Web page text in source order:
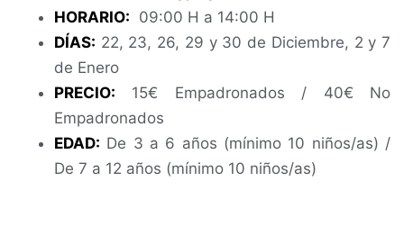
HORARIO: 09:00 H a 14:00 H
DÍAS: 22, 23, 26, 29 y 30 de Diciembre, 2 y 7
de Enero
PRECIO: 15€ Empadronados / 40€ No
Empadronados
EDAD: De 3 a 6 años (mínimo 10 niños/as) /
De 7 a 12 años (mínimo 10 niños/as)